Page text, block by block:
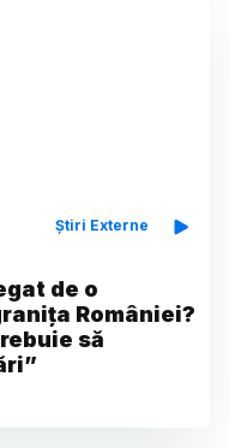
Știri Externe
de o
României?
să